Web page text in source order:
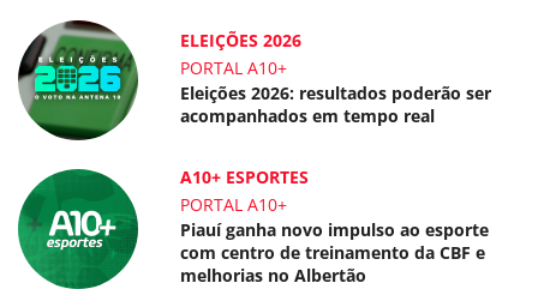
ELEIÇÕES 2026
PORTAL A10+
Eleições 2026: resultados poderão ser
acompanhados em tempo real
A10+ ESPORTES
PORTAL A10+
Piauí ganha novo impulso ao esporte
com centro de treinamento da CBF e
melhorias no Albertão